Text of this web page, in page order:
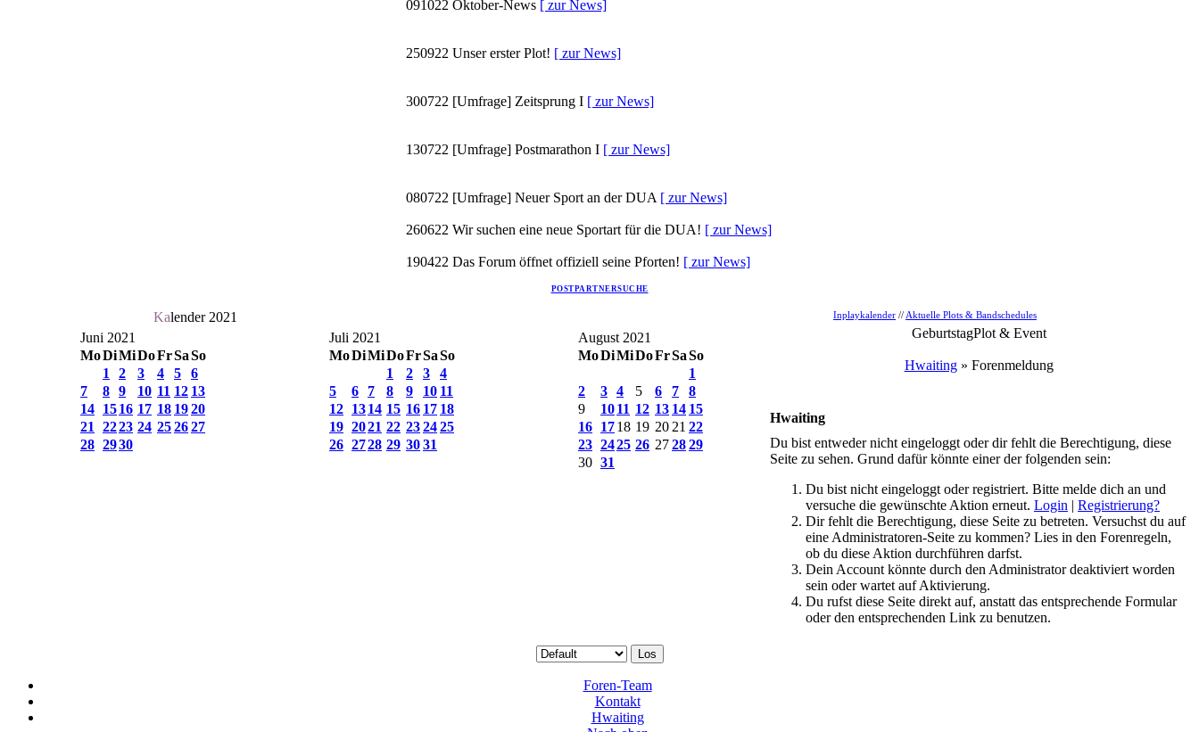
091022 Oktober-News [ zur News]
250922 Unser erster Plot! [ zur News]
300722 [Umfrage] Zeitsprung I [ zur News]
130722 [Umfrage] Postmarathon I [ zur News]
080722 [Umfrage] Neuer Sport an der DUA [ zur News]
260622 Wir suchen eine neue Sportart für die DUA! [ zur News]
190422 Das Forum öffnet offiziell seine Pforten! [ zur News]
POSTPARTNERSUCHE
Kalender 2021 Inplaykalender // Aktuelle Plots & Bandschedules
Juni 2021
MoDiMiDoFrSaSo
1
2 3 4 5
6
7
8 9 10 11 12 13
14 1516 17 18 1920
21
2223 24 252627
28 2930
Juli 2021
MoDiMiDoFrSaSo
1
2 3
4
5
6 7 8 9 10 11
12 1314 15 16 17 18
19 2021 22 232425
26 2728 29 3031
August 2021
MoDiMiDoFrSaSo
1
2
3 4 5 6 7
8
9
1011 12 13 14 15
16 1718 19 20 21 22
23 2425 26 272829
30 31
GeburtstagPlot & Event
Hwaiting » Forenmeldung
Hwaiting
Du bist entweder nicht eingeloggt oder dir fehlt die Berechtigung, diese
Seite zu sehen. Grund dafür könnte einer der folgenden sein:
Du bist nicht eingeloggt oder registriert. Bitte melde dich an und
versuche die gewünschte Aktion erneut. Login | Registrierung?
Dir fehlt die Berechtigung, diese Seite zu betreten. Versuchst du auf
eine Administratoren-Seite zu kommen? Lies in den Forenregeln,
ob du diese Aktion durchführen darfst.
Dein Account könnte durch den Administrator deaktiviert worden
sein oder wartet auf Aktivierung.
Du rufst diese Seite direkt auf, anstatt das entsprechende Formular
oder den entsprechenden Link zu benutzen.
Foren-Team
Kontakt
Hwaiting